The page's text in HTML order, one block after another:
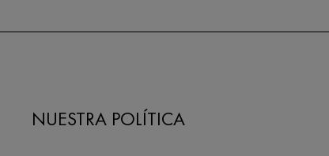
NUESTRA POLÍTICA